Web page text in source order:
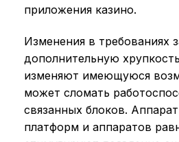
приложения казино.
Изменения в требованиях
дополнительную
изменяют имеющуюся
может сломать
связанных блоков.
платформ и аппаратов